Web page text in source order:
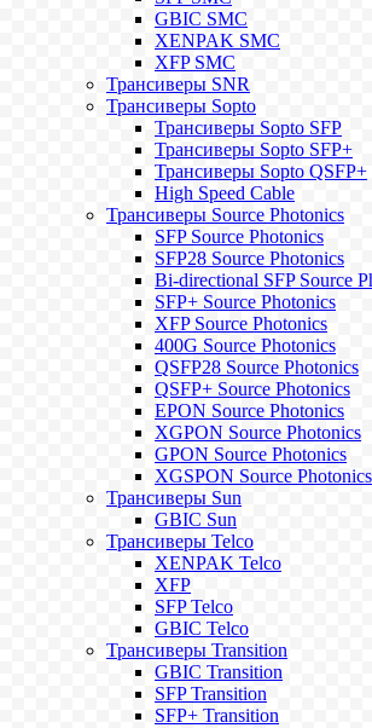
GBIC SMC
XENPAK SMC
XFP SMC
Трансиверы SNR
Трансиверы Sopto
Трансиверы Sopto SFP
Трансиверы Sopto SFP+
Трансиверы Sopto QSFP+
High Speed Cable
Трансиверы Source Photonics
SFP Source Photonics
SFP28 Source Photonics
Bi-directional SFP Source
SFP+ Source Photonics
XFP Source Photonics
400G Source Photonics
QSFP28 Source Photonics
QSFP+ Source Photonics
EPON Source Photonics
XGPON Source Photonics
GPON Source Photonics
XGSPON Source Photonics
Трансиверы Sun
GBIC Sun
Трансиверы Telco
XENPAK Telco
XFP
SFP Telco
GBIC Telco
Трансиверы Transition
GBIC Transition
SFP Transition
SFP+ Transition